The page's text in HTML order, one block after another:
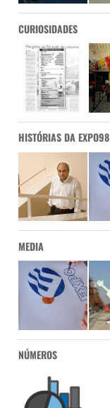
CURIOSIDADES
HISTÓRIAS DA EXPO98
MEDIA
NÚMEROS